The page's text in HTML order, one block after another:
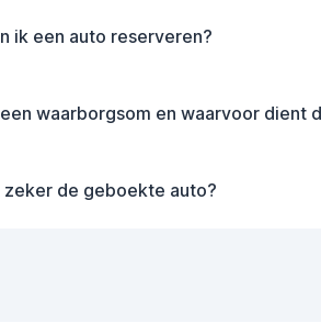
ik een auto reserveren?
waarborgsom en waarvoor dient
zeker de geboekte auto?